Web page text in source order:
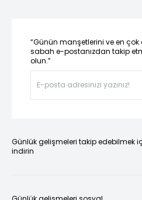
“Günün manşetlerini ve en
sabah e-postanızdan takip
olun.”
Günlük gelişmeleri takip edebilmek
indirin